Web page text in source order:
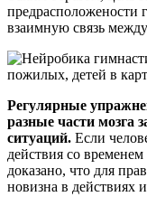
предрасположености
взаимную связь
Регулярные
разные части мозга
ситуаций. Если
действия со
доказано, что для
новизна в действиях и